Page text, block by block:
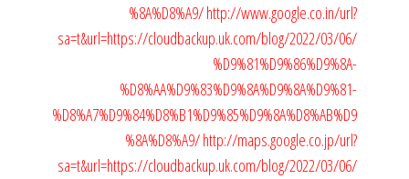
%8A%D8%A9/http://www.google.co.in/url?
sa=t&url=https://cloudbackup.uk.com/blog/2022/03/06/
%D9%81%D9%86%D9%8A-
%D8%AA%D9%83%D9%8A%D9%8A%D9%81-
%D8%A7%D9%84%D8%B1%D9%85%D9%8A%D8%AB%D9
%8A%D8%A9/http://maps.google.co.jp/url?
sa=t&url=https://cloudbackup.uk.com/blog/2022/03/06/